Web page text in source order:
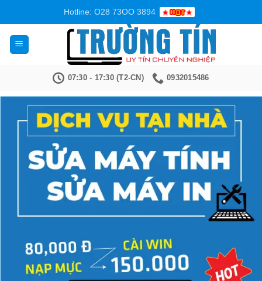
nội
dung
Hotline: O28 73OO 3894
07:30 - 17:30 (T2-CN) 0932015486